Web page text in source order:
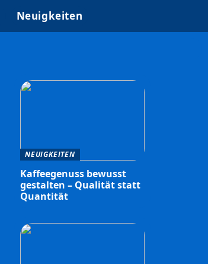
Neuigkeiten
NEUIGKEITEN
Kaffeegenuss bewusst
gestalten – Qualität statt
Quantität